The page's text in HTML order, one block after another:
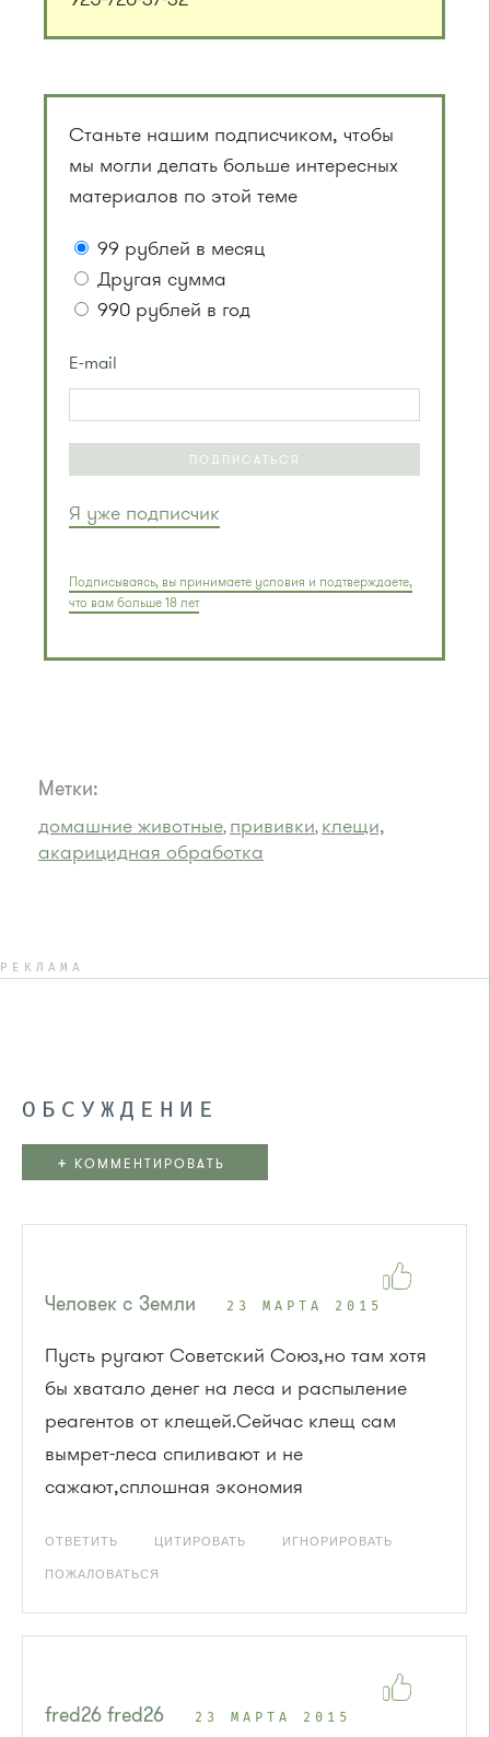
Станьте нашим подписчиком, чтобы
мы могли делать больше интересных
материалов по этой теме
99 рублей в месяц
Другая сумма
990 рублей в год
E-mail
ПОДПИСАТЬСЯ
Я уже подписчик
Подписываясь, вы принимаете условия и подтверждаете,
что вам больше 18 лет
Метки:
домашние животные, прививки, клещи,
акарицидная обработка
РЕКЛАМА
ОБСУЖДЕНИЕ
+ КОММЕНТИРОВАТЬ
Человек с Земли 23 МАРТА 2015
Пусть ругают Советский Союз,но там хотя
бы хватало денег на леса и распыление
реагентов от клещей.Сейчас клещ сам
вымрет-леса спиливают и не
сажают,сплошная экономия
ОТВЕТИТЬ ЦИТИРОВАТЬ ИГНОРИРОВАТЬ
ПОЖАЛОВАТЬСЯ
fred26 fred26 23 МАРТА 2015